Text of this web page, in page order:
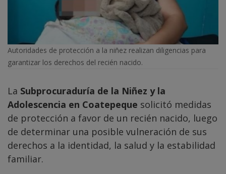
Autoridades de protección a la niñez realizan diligencias para
garantizar los derechos del recién nacido.
La Subprocuraduría de la Niñez y la
Adolescencia en Coatepeque solicitó medidas
de protección a favor de un recién nacido, luego
de determinar una posible vulneración de sus
derechos a la identidad, la salud y la estabilidad
familiar.